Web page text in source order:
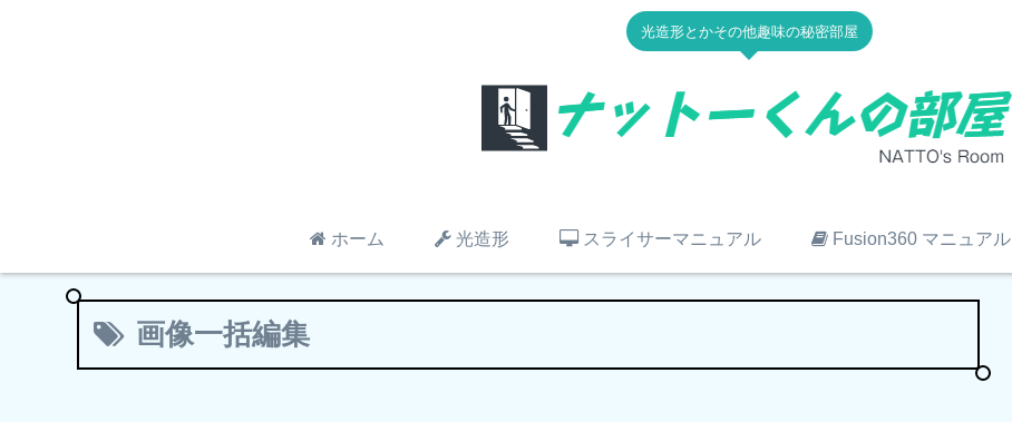
光造形とかその他趣味の秘密部屋
ホーム 光造形 スライサーマニュアル Fusion360 マニュアル
画像一括編集